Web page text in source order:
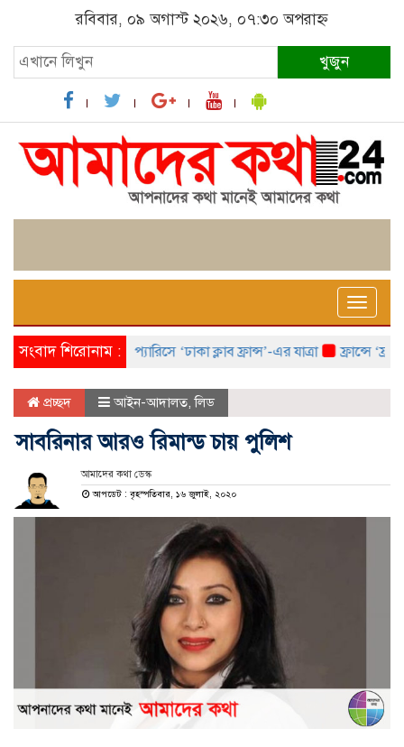
রবিবার, ০৯ অগাস্ট ২০২৬, ০৭:৩০ অপরাহ্ন
খুজুন
Toggle
সংবাদ শিরোনাম :প্যারিসে ‘ঢাকা ক্লাব ফ্রান্স’-এর যাত্রা ফ্রান্সে
প্রচ্ছদ আইন-আদালত,লিড
সাবরিনার আরও রিমান্ড চায় পুলিশ
আমাদের কথা ডেস্ক
আপডেট : বৃহস্পতিবার, ১৬ জুলাই, ২০২০